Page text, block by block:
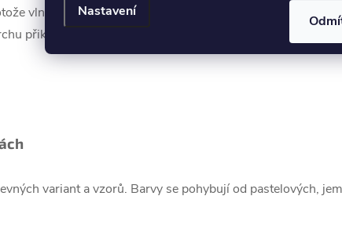
Nastavení
vlna se dokonale přizpůsobuje tělesné teplotě. Takže
přikrývky - právě ten vás zahřeje. Pokud by vám
variant a vzorů. Barvy se pohybují od pastelových,